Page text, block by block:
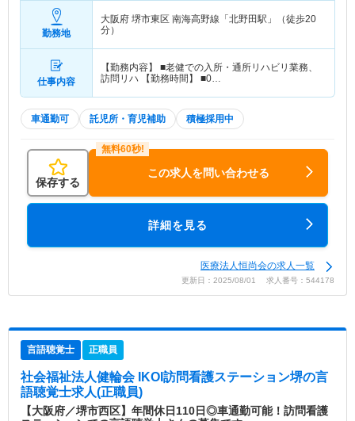
勤務地
大阪府 堺市東区 南海高野線「北野田駅」（徒歩20
分）
仕事内容
【勤務内容】 ■老健での入所・通所リハビリ業務、
訪問リハ 【勤務時間】 ■0…
車通勤可 託児所・育児補助 積極採用中
保存する
この求人を問い合わせる
詳細を見る
医療法人恒尚会の求人一覧
更新日：2025/08/01 求人番号：544178
言語聴覚士 正職員
社会福祉法人健輪会 IKOI訪問看護ステーション堺の言
語聴覚士求人(正職員)
【大阪府／堺市西区】年間休日110日◎車通勤可能！訪問看護